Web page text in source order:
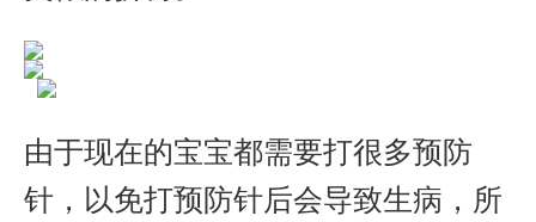
由于现在的宝宝都需要打很多预防
针，以免打预防针后会导致生病，所